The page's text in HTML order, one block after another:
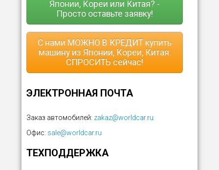
Японии, Кореи или Китая? -
Просто оставьте заявку!
С нами МОЖНО В КРЕДИТ купить
машину из Японии, Кореи, Китая.
СПРОСИТЬ сейчас!
ЭЛЕКТРОННАЯ ПОЧТА
Заказ автомобилей: zakaz@worldcar.ru
Офис: sale@worldcar.ru
ТЕХПОДДЕРЖКА